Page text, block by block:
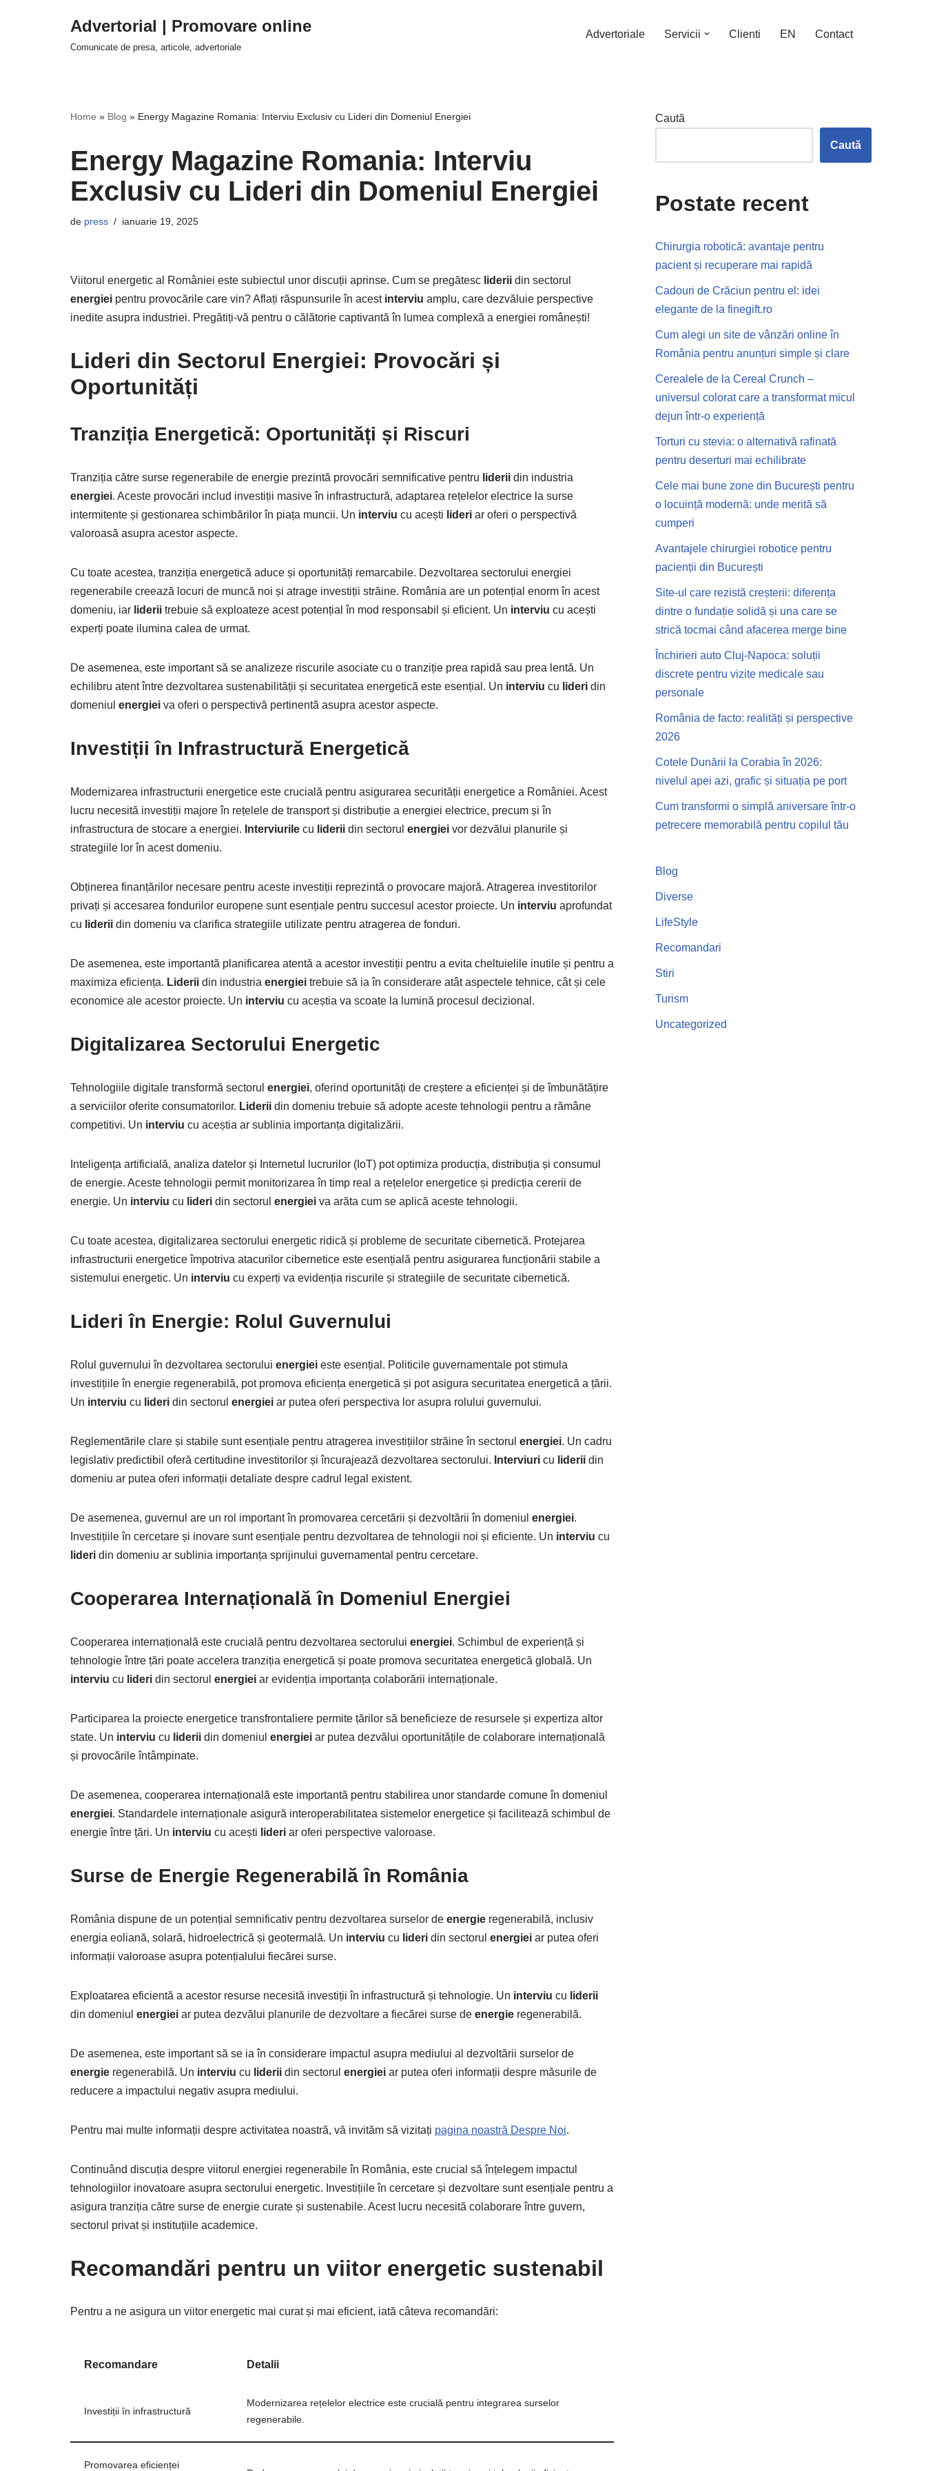
Advertorial | Promovare online
Comunicate de presa, articole, advertoriale
Advertoriale Servicii Clienti EN Contact
Home » Blog » Energy Magazine Romania: Interviu Exclusiv cu Lideri din Domeniul Energiei
Energy Magazine Romania: Interviu
Exclusiv cu Lideri din Domeniul Energiei
de press ianuarie 19, 2025
Viitorul energetic al României este subiectul unor discuții aprinse. Cum se pregătesc liderii din sectorul
energiei pentru provocările care vin? Aflați răspunsurile în acest interviu amplu, care dezvăluie perspective
inedite asupra industriei. Pregătiți-vă pentru o călătorie captivantă în lumea complexă a energiei românești!
Lideri din Sectorul Energiei: Provocări și
Oportunități
Tranziția Energetică: Oportunități și Riscuri
Tranziția către surse regenerabile de energie prezintă provocări semnificative pentru liderii din industria
energiei. Aceste provocări includ investiții masive în infrastructură, adaptarea rețelelor electrice la surse
intermitente și gestionarea schimbărilor în piața muncii. Un interviu cu acești lideri ar oferi o perspectivă
valoroasă asupra acestor aspecte.
Cu toate acestea, tranziția energetică aduce și oportunități remarcabile. Dezvoltarea sectorului energiei
regenerabile creează locuri de muncă noi și atrage investiții străine. România are un potențial enorm în acest
domeniu, iar liderii trebuie să exploateze acest potențial în mod responsabil și eficient. Un interviu cu acești
experți poate ilumina calea de urmat.
De asemenea, este important să se analizeze riscurile asociate cu o tranziție prea rapidă sau prea lentă. Un
echilibru atent între dezvoltarea sustenabilității și securitatea energetică este esențial. Un interviu cu lideri din
domeniul energiei va oferi o perspectivă pertinentă asupra acestor aspecte.
Investiții în Infrastructură Energetică
Modernizarea infrastructurii energetice este crucială pentru asigurarea securității energetice a României. Acest
lucru necesită investiții majore în rețelele de transport și distribuție a energiei electrice, precum și în
infrastructura de stocare a energiei. Interviurile cu liderii din sectorul energiei vor dezvălui planurile și
strategiile lor în acest domeniu.
Obținerea finanțărilor necesare pentru aceste investiții reprezintă o provocare majoră. Atragerea investitorilor
privați și accesarea fondurilor europene sunt esențiale pentru succesul acestor proiecte. Un interviu aprofundat
cu liderii din domeniu va clarifica strategiile utilizate pentru atragerea de fonduri.
De asemenea, este importantă planificarea atentă a acestor investiții pentru a evita cheltuielile inutile și pentru a
maximiza eficiența. Liderii din industria energiei trebuie să ia în considerare atât aspectele tehnice, cât și cele
economice ale acestor proiecte. Un interviu cu aceștia va scoate la lumină procesul decizional.
Digitalizarea Sectorului Energetic
Tehnologiile digitale transformă sectorul energiei, oferind oportunități de creștere a eficienței și de îmbunătățire
a serviciilor oferite consumatorilor. Liderii din domeniu trebuie să adopte aceste tehnologii pentru a rămâne
competitivi. Un interviu cu aceștia ar sublinia importanța digitalizării.
Inteligența artificială, analiza datelor și Internetul lucrurilor (IoT) pot optimiza producția, distribuția și consumul
de energie. Aceste tehnologii permit monitorizarea în timp real a rețelelor energetice și predicția cererii de
energie. Un interviu cu lideri din sectorul energiei va arăta cum se aplică aceste tehnologii.
Cu toate acestea, digitalizarea sectorului energetic ridică și probleme de securitate cibernetică. Protejarea
infrastructurii energetice împotriva atacurilor cibernetice este esențială pentru asigurarea funcționării stabile a
sistemului energetic. Un interviu cu experți va evidenția riscurile și strategiile de securitate cibernetică.
Lideri în Energie: Rolul Guvernului
Rolul guvernului în dezvoltarea sectorului energiei este esențial. Politicile guvernamentale pot stimula
investițiile în energie regenerabilă, pot promova eficiența energetică și pot asigura securitatea energetică a țării.
Un interviu cu lideri din sectorul energiei ar putea oferi perspectiva lor asupra rolului guvernului.
Reglementările clare și stabile sunt esențiale pentru atragerea investițiilor străine în sectorul energiei. Un cadru
legislativ predictibil oferă certitudine investitorilor și încurajează dezvoltarea sectorului. Interviuri cu liderii din
domeniu ar putea oferi informații detaliate despre cadrul legal existent.
De asemenea, guvernul are un rol important în promovarea cercetării și dezvoltării în domeniul energiei.
Investițiile în cercetare și inovare sunt esențiale pentru dezvoltarea de tehnologii noi și eficiente. Un interviu cu
lideri din domeniu ar sublinia importanța sprijinului guvernamental pentru cercetare.
Cooperarea Internațională în Domeniul Energiei
Cooperarea internațională este crucială pentru dezvoltarea sectorului energiei. Schimbul de experiență și
tehnologie între țări poate accelera tranziția energetică și poate promova securitatea energetică globală. Un
interviu cu lideri din sectorul energiei ar evidenția importanța colaborării internaționale.
Participarea la proiecte energetice transfrontaliere permite țărilor să beneficieze de resursele și expertiza altor
state. Un interviu cu liderii din domeniul energiei ar putea dezvălui oportunitățile de colaborare internațională
și provocările întâmpinate.
De asemenea, cooperarea internațională este importantă pentru stabilirea unor standarde comune în domeniul
energiei. Standardele internaționale asigură interoperabilitatea sistemelor energetice și facilitează schimbul de
energie între țări. Un interviu cu acești lideri ar oferi perspective valoroase.
Surse de Energie Regenerabilă în România
România dispune de un potențial semnificativ pentru dezvoltarea surselor de energie regenerabilă, inclusiv
energia eoliană, solară, hidroelectrică și geotermală. Un interviu cu lideri din sectorul energiei ar putea oferi
informații valoroase asupra potențialului fiecărei surse.
Exploatarea eficientă a acestor resurse necesită investiții în infrastructură și tehnologie. Un interviu cu liderii
din domeniul energiei ar putea dezvălui planurile de dezvoltare a fiecărei surse de energie regenerabilă.
De asemenea, este important să se ia în considerare impactul asupra mediului al dezvoltării surselor de
energie regenerabilă. Un interviu cu liderii din sectorul energiei ar putea oferi informații despre măsurile de
reducere a impactului negativ asupra mediului.
Pentru mai multe informații despre activitatea noastră, vă invităm să vizitați pagina noastră Despre Noi.
Continuând discuția despre viitorul energiei regenerabile în România, este crucial să înțelegem impactul
tehnologiilor inovatoare asupra sectorului energetic. Investițiile în cercetare și dezvoltare sunt esențiale pentru a
asigura tranziția către surse de energie curate și sustenabile. Acest lucru necesită colaborare între guvern,
sectorul privat și instituțiile academice.
Recomandări pentru un viitor energetic sustenabil
Pentru a ne asigura un viitor energetic mai curat și mai eficient, iată câteva recomandări:
Recomandare Detalii
Investiții în infrastructură
Modernizarea rețelelor electrice este crucială pentru integrarea surselor
regenerabile.
Promovarea eficienței
Caută
Caută
Postate recent
Chirurgia robotică: avantaje pentru
pacient și recuperare mai rapidă
Cadouri de Crăciun pentru el: idei
elegante de la finegift.ro
Cum alegi un site de vânzări online în
România pentru anunțuri simple și clare
Cerealele de la Cereal Crunch –
universul colorat care a transformat micul
dejun într-o experiență
Torturi cu stevia: o alternativă rafinată
pentru deserturi mai echilibrate
Cele mai bune zone din București pentru
o locuință modernă: unde merită să
cumperi
Avantajele chirurgiei robotice pentru
pacienții din București
Site-ul care rezistă creșterii: diferența
dintre o fundație solidă și una care se
strică tocmai când afacerea merge bine
Închirieri auto Cluj-Napoca: soluții
discrete pentru vizite medicale sau
personale
România de facto: realități și perspective
2026
Cotele Dunării la Corabia în 2026:
nivelul apei azi, grafic și situația pe port
Cum transformi o simplă aniversare într-o
petrecere memorabilă pentru copilul tău
Blog
Diverse
LifeStyle
Recomandari
Stiri
Turism
Uncategorized